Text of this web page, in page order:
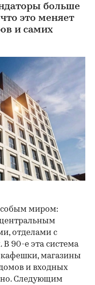
больше
это меняет
и самих
миром:
центральным
отделами с
90-е эта система
кафешки, магазины
и входных
Следующим